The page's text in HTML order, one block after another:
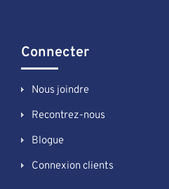
Connecter
Nous joindre
Recontrez-nous
Blogue
Connexion clients